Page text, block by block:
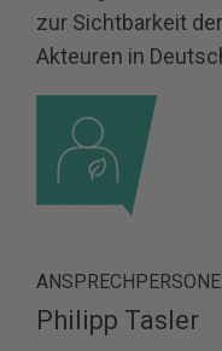
zur Sichtbarkeit
Akteuren in
Philipp Tasler